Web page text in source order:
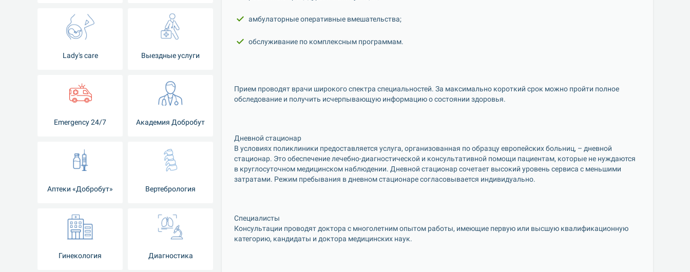
Lady's care Выездные услуги
Emergency 24/7 Академия Добробут
Аптеки «Добробут» Вертебрология
Гинекология Диагностика
амбулаторные оперативные вмешательства;
обслуживание по комплексным программам.
Прием проводят врачи широкого спектра специальностей. За максимально короткий срок можно пройти полное
обследование и получить исчерпывающую информацию о состоянии здоровья.
Дневной стационар
В условиях поликлиники предоставляется услуга, организованная по образцу европейских больниц, – дневной
стационар. Это обеспечение лечебно-диагностической и консультативной помощи пациентам, которые не нуждаются
в круглосуточном медицинском наблюдении. Дневной стационар сочетает высокий уровень сервиса с меньшими
затратами. Режим пребывания в дневном стационаре согласовывается индивидуально.
Специалисты
Консультации проводят доктора с многолетним опытом работы, имеющие первую или высшую квалификационную
категорию, кандидаты и доктора медицинских наук.